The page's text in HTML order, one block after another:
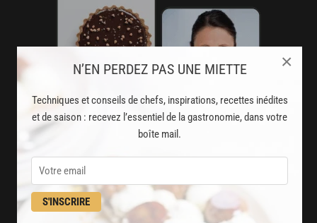
N’EN PERDEZ PAS UNE MIETTE
Techniques et conseils de chefs, inspirations, recettes inédites
et de saison : recevez l’essentiel de la gastronomie, dans votre
boîte mail.
S'INSCRIRE
×
AVEC VOTRE ABONNEMENT
PREMIUM